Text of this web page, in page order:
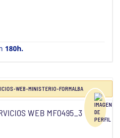
180h.
WEB MF0495_3